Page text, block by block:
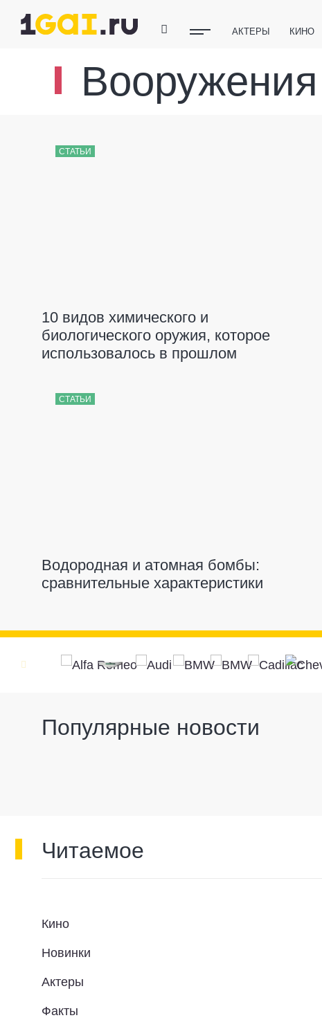
АКТЕРЫ КИНО
ФИТНЕС
Вооружения
СТАТЬИ
10 видов химического и
биологического оружия, которое
использовалось в прошлом
СТАТЬИ
Водородная и атомная бомбы:
сравнительные характеристики
Популярные новости
Читаемое
Кино
Новинки
Актеры
Факты